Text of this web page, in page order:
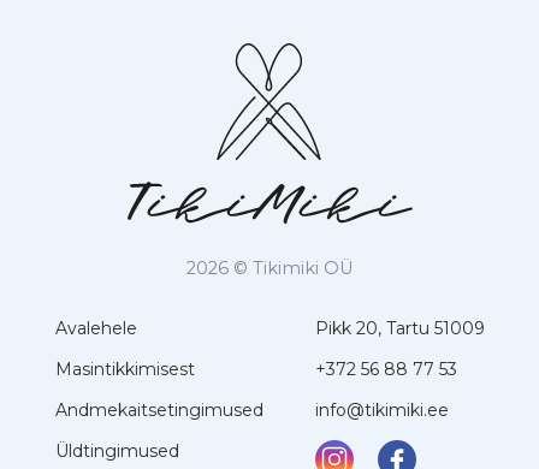
2026 © Tikimiki OÜ
Avalehele
Masintikkimisest
Andmekaitsetingimused
Üldtingimused
Pikk 20, Tartu 51009
+372 56 88 77 53
info@tikimiki.ee